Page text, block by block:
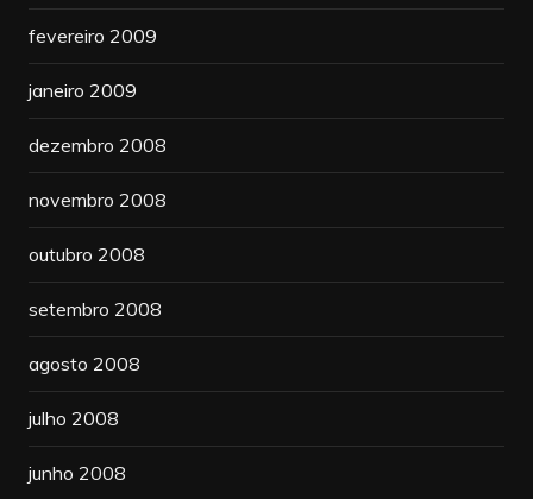
fevereiro 2009
janeiro 2009
dezembro 2008
novembro 2008
outubro 2008
setembro 2008
agosto 2008
julho 2008
junho 2008